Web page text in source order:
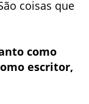
coisas que
como
escritor,